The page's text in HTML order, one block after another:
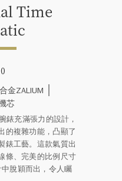
Time
金ZALIUM
芯
錶充滿張力的設計，
的複雜功能，凸顯了
錶工藝。這款氣質出
條、完美的比例尺寸
脫穎而出，令人矚